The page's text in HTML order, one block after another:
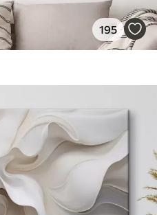
195